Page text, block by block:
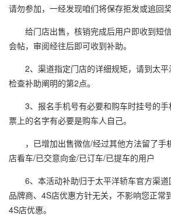
请勿参加，一经发现咱们将保存拒发或追回
给门店出售，核销完成后用户即收到短
会帖，审阅经往后即可收到补助。
2、渠道指定门店的详细规矩，请到太平
检查补助阐明的第2点。
3、报名手机号有必要和购车时挂号的手
票上的名字有必要是购车人自己。
，已增加出售微信/经过其他方法留了手
店看车/已交意向金/已订车/已提车的用户
6、本活动补助归于太平洋轿车官方渠道
品牌商、4S店优惠方针无关，不影响您正常
4S店优惠。